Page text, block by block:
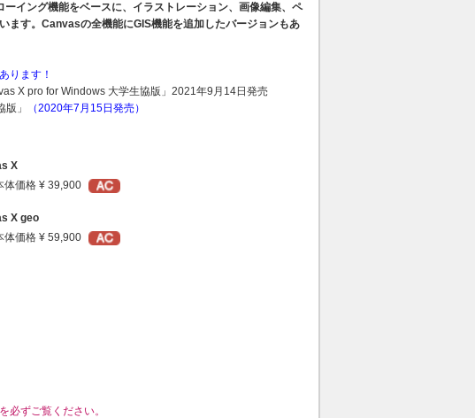
イング機能をベースに、イラストレーション、画像編集、ペ
ます。Canvasの全機能にGIS機能を追加したバージョンもあ
ります！
X pro for Windows 大学生協版」2021年9月14日発売
」 （2020年7月15日発売）
X
体価格 ¥ 39,900
X geo
体価格 ¥ 59,900
必ずご覧ください。